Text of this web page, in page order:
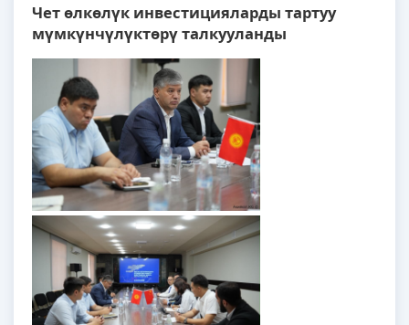
Чет өлкөлүк инвестицияларды тартуу
мүмкүнчүлүктөрү талкууланды